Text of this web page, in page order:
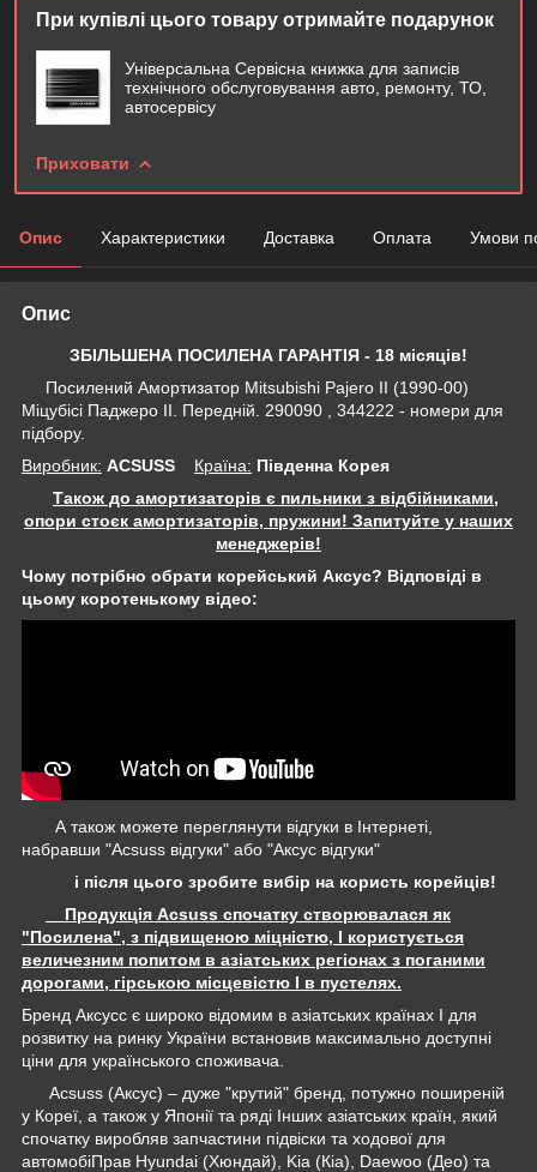
При купівлі цього товару отримайте подарунок
Універсальна Сервісна книжка для записів
технічного обслуговування авто, ремонту, ТО,
автосервісу
Приховати
Опис Характеристики Доставка Оплата Умови
Опис
ЗБІЛЬШЕНА ПОСИЛЕНА ГАРАНТІЯ - 18 місяців!
Посилений Амортизатор Mitsubishi Pajero II (1990-00)
Міцубісі Паджеро II. Передній. 290090 , 344222 - номери для
підбору.
Виробник: ACSUSS Крaїна: Південна Корея
Також до амортизаторів є пильники з відбійниками,
опори стоєк амортизаторів, пружини! Запитуйте у наших
менеджерів!
Чому потрібно обрати корейський Аксус? Відповіді в
цьому коротенькому відео:
А також можете переглянути відгуки в Інтернеті,
набравши "Acsuss відгуки" або "Аксус відгуки"
і після цього зробите вибір на користь корейців!
Продукція Acsuss спочатку створювалася як
"Посилена", з підвищеною міцністю, І користується
величезним попитом в азіатських регіонах з поганими
дорогами, гірською місцевістю І в пустелях.
Бренд Аксусс є широко відомим в азіатських країнах І для
розвитку на ринку України встановив максимально доступні
ціни для українського споживача.
Acsuss (Аксус) – дуже "крутий" бренд, потужно поширеній
у Кореї, а також у Японії та ряді Інших азіатських країн, який
спочатку виробляв запчастини підвіски та ходової для
автомобіПрав Hyundai (Хюндай), Kia (Кіа), Daewoo (Део) та